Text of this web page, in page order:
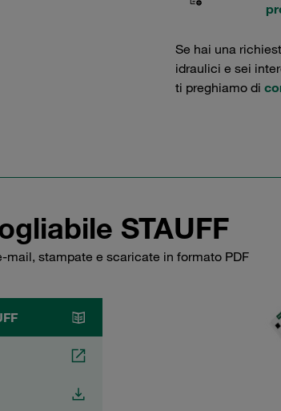
Se hai una
idraulici e sei
ti preghiamo di
STAUFF
stampate e scaricate in formato PDF